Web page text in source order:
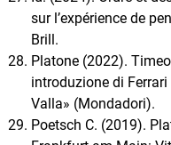
sur l’expérience de
Brill.
Platone (2022).
introduzione di
Valla» (Mondadori).
Poetsch C. (2019).